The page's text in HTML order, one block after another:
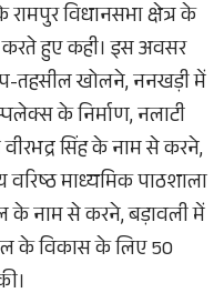
विधानसभा क्षेत्र के
करते हुए कही। इस अवसर
तहसील खोलने, ननखड़ी में
के निर्माण, नलाटी
सिंह के नाम से करने,
वरिष्ठ माध्यमिक पाठशाला
के नाम से करने, बड़ावली में
के विकास के लिए 50